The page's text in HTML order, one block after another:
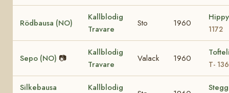
Rödbausa (NO)
Kallblodig
Travare
Sto 1960
1172
Sepo (NO) 📷
Kallblodig
Travare
Valack 1960
T-
Silkebausa
Kallblodig